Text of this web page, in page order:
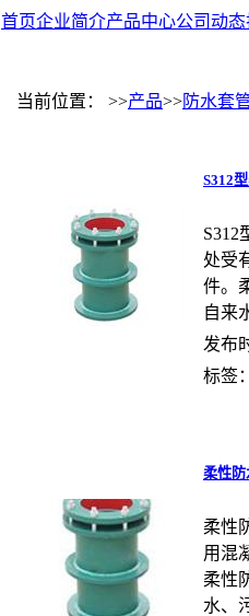
首页企业简介产品中心公司动态
当前位置： >>产品>>防水套
S312
S312
处受
件。
自来
发布
标签
柔性防
柔性
用混
柔性
水、